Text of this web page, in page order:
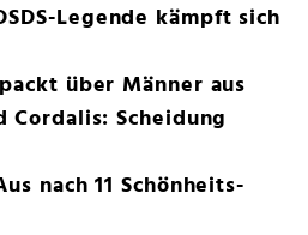
Legende kämpft sich
über Männer aus
Scheidung
nach 11 Schönheits-